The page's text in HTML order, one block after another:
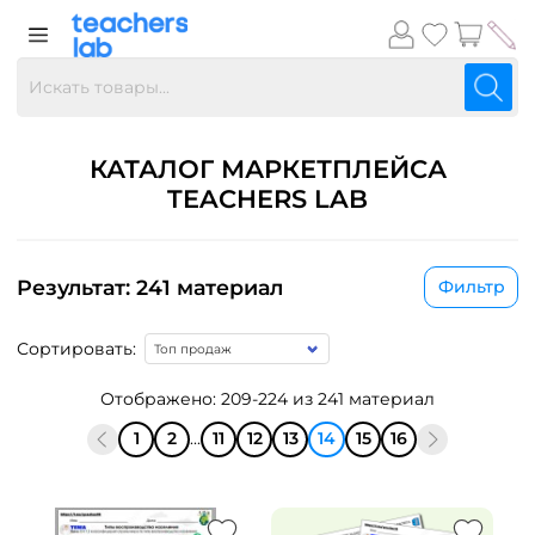
КАТАЛОГ МАРКЕТПЛЕЙСА
TEACHERS LAB
Результат: 241 материал Фильтр
Сортировать:
Отображено: 209-224 из 241 материал
1
2 ... 11 12 13 14 15 16